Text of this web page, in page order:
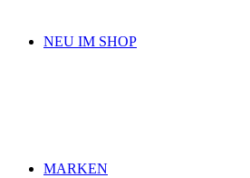
NEU IM SHOP
MARKEN